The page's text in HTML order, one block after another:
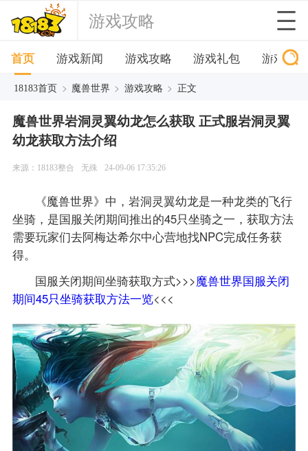
游戏攻略
首页 游戏新闻 游戏攻略 游戏礼包 游戏下
18183首页 > 魔兽世界 > 游戏攻略 > 正文
魔兽世界岩洞灵翼幼龙怎么获取 正式服岩洞灵翼
幼龙获取方法介绍
来源：18183整合 无殊 24-09-06 17:35:26
《魔兽世界》中，岩洞灵翼幼龙是一种龙类的飞行
坐骑，是国服关闭期间推出的45只坐骑之一，获取方法
需要玩家们去阿梅达希尔中心营地找NPC完成任务获
得。
国服关闭期间坐骑获取方式>>>魔兽世界国服关闭
期间45只坐骑获取方法一览<<<